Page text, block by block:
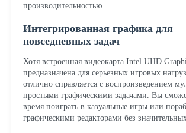
производительностью.
Интегрированная графика для
повседневных задач
Хотя встроенная видеокарта Intel UHD
предназначена для серьезных игровых
отлично справляется с воспроизведением
простыми графическими задачами. Вы
время поиграть в казуальные игры или
графическими редакторами без